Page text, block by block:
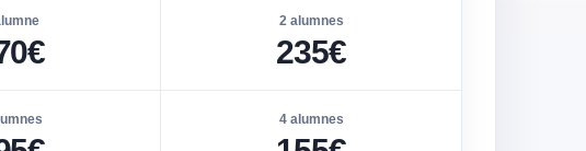
2 alumnes
235€
4 alumnes